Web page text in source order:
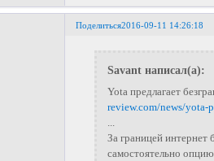
Поделиться2016-09-11 14:26:18
Savant написал(а):
Yota предлагает
review.com/news/yota-
...
За границей
самостоятельно